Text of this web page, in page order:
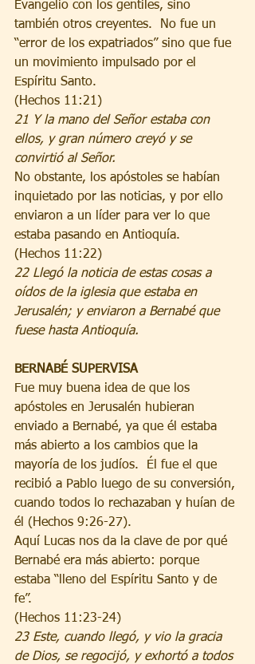
Evangelio con los gentiles, sino
también otros creyentes.  No fue un
“error de los expatriados” sino que fue
un movimiento impulsado por el
Espíritu Santo.
(Hechos 11:21)
21 Y la mano del Señor estaba con
ellos, y gran número creyó y se
convirtió al Señor.
No obstante, los apóstoles se habían
inquietado por las noticias, y por ello
enviaron a un líder para ver lo que
estaba pasando en Antioquía.
(Hechos 11:22)
22 Llegó la noticia de estas cosas a
oídos de la iglesia que estaba en
Jerusalén; y enviaron a Bernabé que
fuese hasta Antioquía.
BERNABÉ SUPERVISA
Fue muy buena idea de que los
apóstoles en Jerusalén hubieran
enviado a Bernabé, ya que él estaba
más abierto a los cambios que la
mayoría de los judíos.  Él fue el que
recibió a Pablo luego de su conversión,
cuando todos lo rechazaban y huían de
él (Hechos 9:26-27).
Aquí Lucas nos da la clave de por qué
Bernabé era más abierto: porque
estaba “lleno del Espíritu Santo y de
fe”.
(Hechos 11:23-24)
23 Este, cuando llegó, y vio la gracia
de Dios, se regocijó, y exhortó a todos